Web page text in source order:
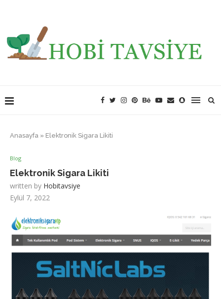
Anasayfa » Elektronik Sigara Likiti
Blog
Elektronik Sigara Likiti
written by Hobitavsiye
Eylül 7, 2022